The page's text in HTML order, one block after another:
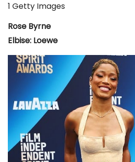
1 Getty Images
Rose Byrne
Elbise: Loewe